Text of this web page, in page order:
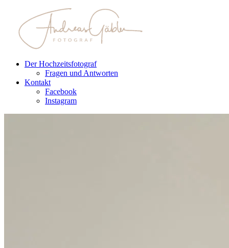
Der Hochzeitsfotograf
Fragen und Antworten
Kontakt
Facebook
Instagram